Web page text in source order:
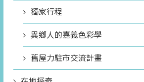
獨家行程
異鄉人的嘉義色彩學
舊屋力駐市交流計畫